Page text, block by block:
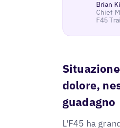
Brian
Chief
F45
dolore,
guadagno
L'F45 ha